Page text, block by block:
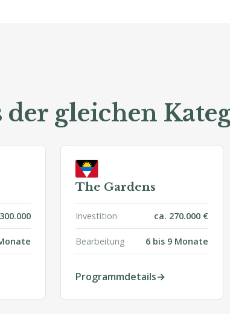
gleichen
The Gardens
Investition ca. 270.000 €
Bearbeitung 6 bis 9 Monate
Programmdetails